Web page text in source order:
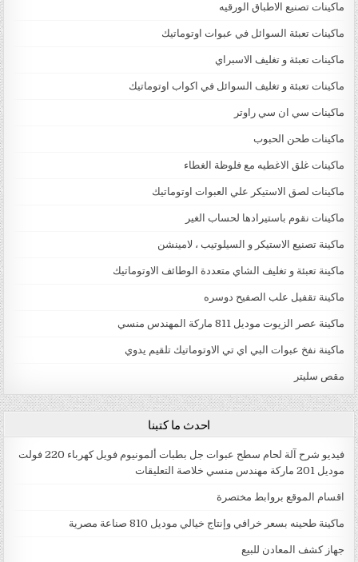
ماكينات تصنيع الاطباق الورقيه
ماكينات تعبئة السوائل في عبوات اوتوماتيك
ماكينات تعبئة و تغليف الاسبراي
ماكينات تعبئة و تغليف السوائل في اكواب اوتوماتيك
ماكينات سي ان سي راوتر
ماكينات طحن الحبوب
ماكينات غلق الاغطيه مع فلوظة الغطاء
ماكينات لصق الاستيكر علي العبوات اوتوماتيك
ماكينات نقوم باستيرادها لحساب الغير
ماكينة تصنيع الاستيكر و السيلوتيب ، لامينشن
ماكينة تعبئة و تغليف الشاي متعددة الوطائف الاوتوماتيك
ماكينة تقفيل علب الصفيح دوسره
ماكينة عصر الزيوت موديل 811 ماركة المهندس منسي
ماكينة نفخ عبوات البي اي تي الاوتوماتيك تلقيم يدوي
مقص سليتر
احدث ما كتبنا
فيديو شرح آلة لحام سطح عبوات جل بطبات ألمونيوم فويل كهرباء 220 فولت
موديل 201 ماركة مهندس منسي خلاصة التعليقات
اقسام الموقع بروابط مختصرة
ماكينة طحينه بسعر خرافي وإنتاج خيالي موديل 810 صناعة مصرية
جهاز كشف المعادن للبيع